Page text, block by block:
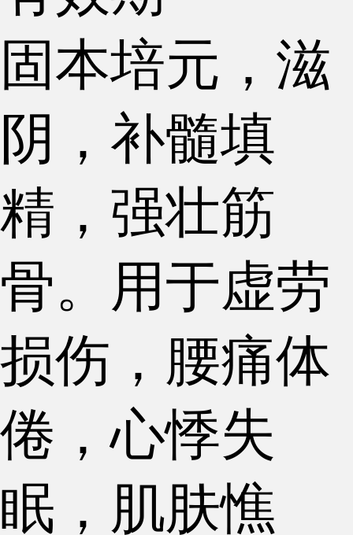
固本培元，滋
阴，补髓填
精，强壮筋
骨。用于虚劳
损伤，腰痛体
倦，心悸失
眠，肌肤憔